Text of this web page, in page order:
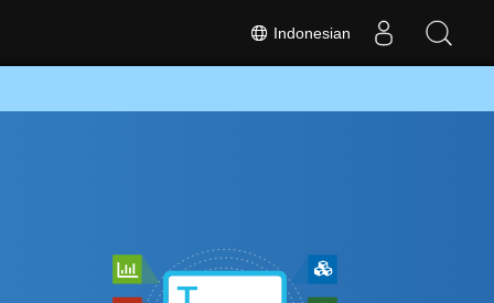
Indonesian